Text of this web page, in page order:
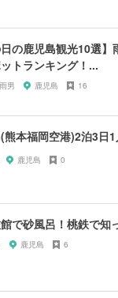
日の鹿児島観光10選
トランキング！...
男 鹿児島 16
熊本福岡空港)2泊3日
鹿児島 0
で砂風呂！桃鉄で知
鹿児島 6